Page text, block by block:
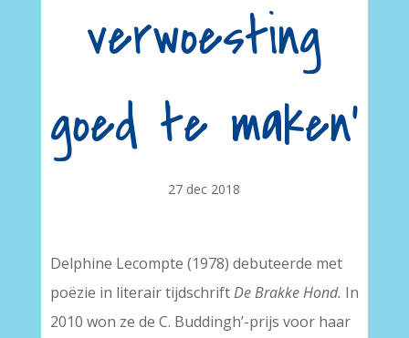
verwoesting
goed te maken’
27 dec 2018
Delphine Lecompte (1978) debuteerde met
poëzie in literair tijdschriftDe Brakke Hond. In
2010 won ze de C. Buddingh’-prijs voor haar